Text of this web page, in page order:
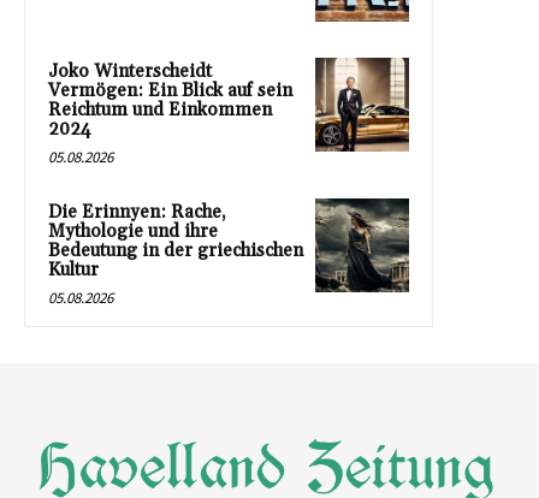
Joko Winterscheidt
Vermögen: Ein Blick auf sein
Reichtum und Einkommen
2024
05.08.2026
Die Erinnyen: Rache,
Mythologie und ihre
Bedeutung in der griechischen
Kultur
05.08.2026